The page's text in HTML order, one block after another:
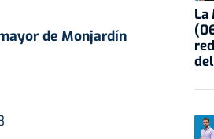
de Monjardín
La